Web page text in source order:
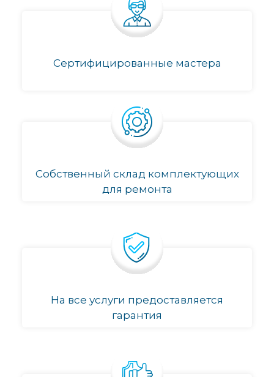
Сертифицированные мастера
Собственный склад комплектующих
для ремонта
На все услуги предоставляется
гарантия